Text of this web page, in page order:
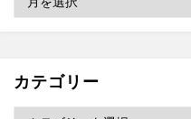
ブ
カテゴリー